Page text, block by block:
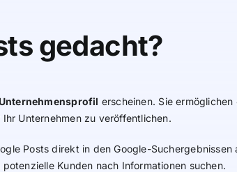
gedacht?
erscheinen. Sie
Unternehmen zu veröffentlichen.
Posts direkt in den Google-
Kunden nach Informationen suchen.